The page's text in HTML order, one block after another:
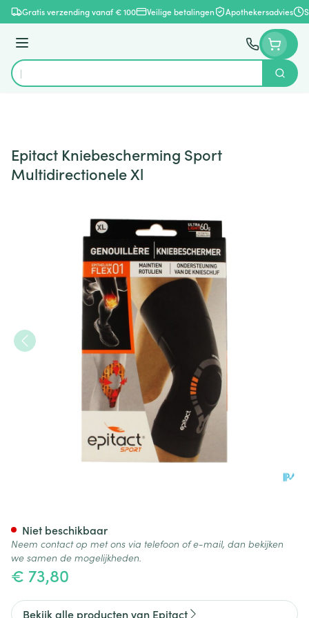
Ga naar de inhoud
Gratis verzending vanaf € 100 Veilige betalingen Apothekersadvies
Menu
Product, merk, categorie...
Zoek
Epitact Kniebescherming Sport
Multidirectionele Xl
€ 73,80
Niet beschikbaar
Neem contact op met ons via telefoon of e-mail, dan bekijken
we samen de mogelijkheden.
Bekijk alle producten van Epitact